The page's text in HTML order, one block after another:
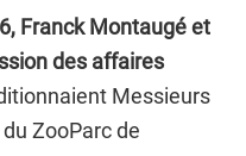
Franck Montaugé et
des affaires
Messieurs
ZooParc de